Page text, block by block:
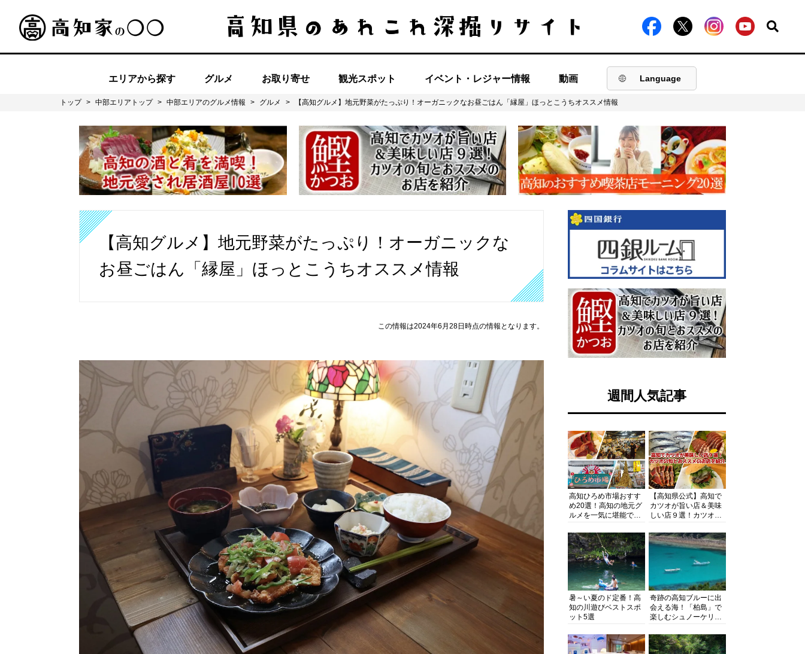
エリアから探す グルメ お取り寄せ 観光スポット イベント・レジャー情報 動画 Language
トップ > 中部エリアトップ > 中部エリアのグルメ情報 > グルメ > 【高知グルメ】地元野菜がたっぷり！オーガニックなお昼ごはん「縁屋」ほっとこうちオススメ情報
【高知グルメ】地元野菜がたっぷり！オーガニックな
お昼ごはん「縁屋」ほっとこうちオススメ情報
この情報は2024年6月28日時点の情報となります。
週間人気記事
高知ひろめ市場おすす
め20選！高知の地元グ
ルメを一気に堪能でき
底解剖
【高知県公式】高知で
カツオが旨い店＆美味
しい店９選！カツオの
紹介
暑～い夏のド定番！高
知の川遊びベストスポ
ット5選
奇跡の高知ブルーに出
会える海！「柏島」で
楽しむシュノーケリン
浴にキャンプまで透明
度抜群の海の楽園を徹